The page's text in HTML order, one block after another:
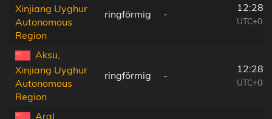
Xinjiang Uyghur
Autonomous
Region
ringförmig -
Aksu,
Xinjiang Uyghur
Autonomous
Region
ringförmig -
Aral,